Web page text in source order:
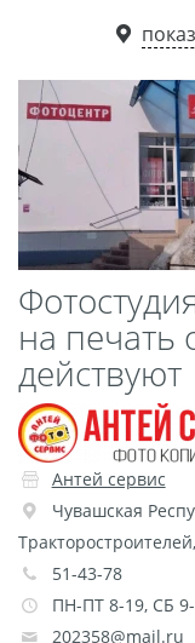
Фотоколлаж
Дибонд
Пластификация
Фотопостер
Печать на
самоклеящемся
Фото на стекле и
акриле
Печать на
Фотообои
Печать на
пленке
Рекламные
Напольная
ламинирование
Изготовление
на печать
действуют
Антей сервис
Чувашская
51-43-78
ПН-ПТ 8-19, СБ
202358@mail.ru